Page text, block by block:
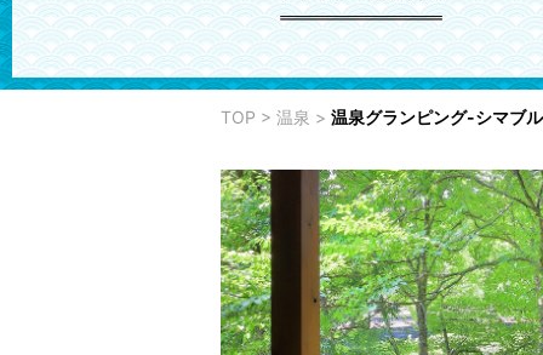
TOP > 温泉 > 温泉グランピング-シマブ